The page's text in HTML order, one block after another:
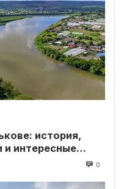
история,
и интересные
0